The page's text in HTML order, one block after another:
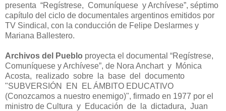
presenta “Regístrese, Comuníquese y Archívese”, séptimo
capítulo del ciclo de documentales argentinos emitidos por
TV Sindical, con la conducción de Felipe Deslarmes y
Mariana Ballestero.
Archivos del Pueblo proyecta el documental “Regístrese,
Comuníquese y Archívese”, de Nora Anchart y Mónica
Acosta, realizado sobre la base del documento
"SUBVERSIÓN EN EL ÁMBITO EDUCATIVO
(Conozcamos a nuestro enemigo)", firmado en 1977 por el
ministro de Cultura y Educación de la dictadura, Juan